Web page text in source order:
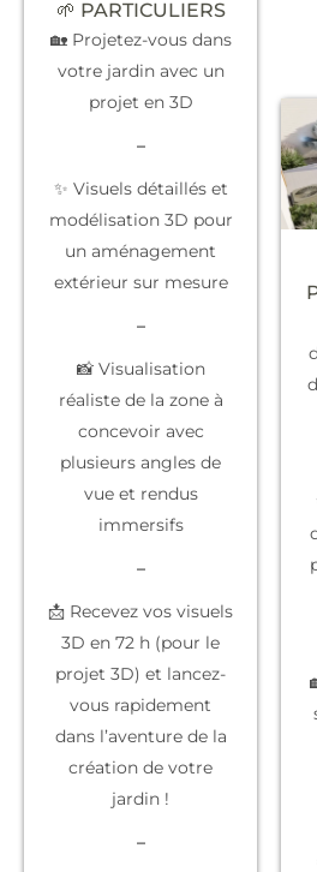
🌱 PARTICULIERS
🏡 Projetez-vous dans
votre jardin avec un
projet en 3D
–
✨ Visuels détaillés et
modélisation 3D pour
un aménagement
extérieur sur mesure
–
📸 Visualisation
réaliste de la zone à
concevoir avec
plusieurs angles de
vue et rendus
immersifs
–
📩 Recevez vos visuels
3D en 72 h (pour le
projet 3D) et lancez-
vous rapidement
dans l’aventure de la
création de votre
jardin !
–